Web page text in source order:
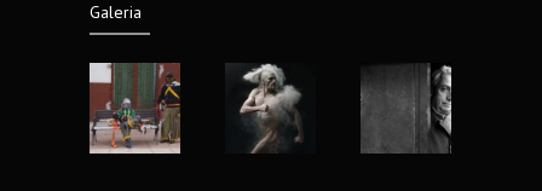
6 years ago
Fotografía Callejera bajo la óptica Fermin
Guzman
5801
8 years ago
Fotografia y Arqueologia exposicion en
Galeria